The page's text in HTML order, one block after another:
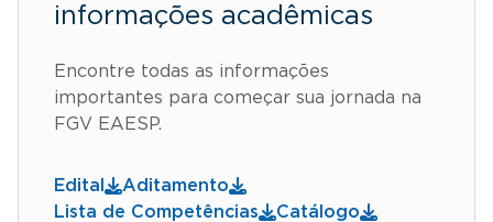
informações acadêmicas
Encontre todas as informações
importantes para começar sua jornada na
FGV EAESP.
Edital
Aditamento
Lista de Competências
Catálogo